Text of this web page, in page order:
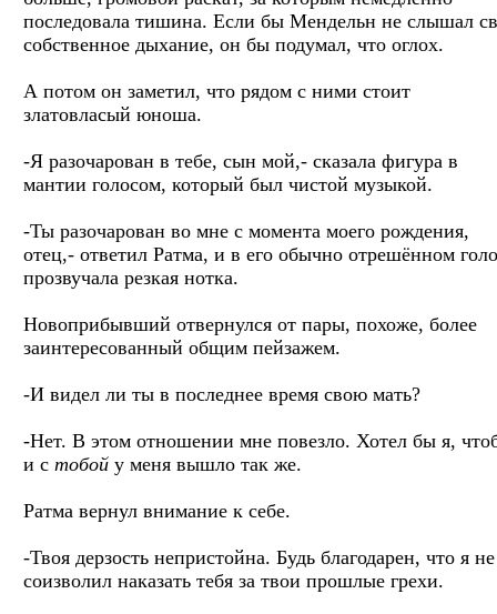
последовала тишина. Если бы Мендельн не слышал
собственное дыхание, он бы подумал, что оглох.
А потом он заметил, что рядом с ними стоит
златовласый юноша.
-Я разочарован в тебе, сын мой,- сказала фигура в
мантии голосом, который был чистой музыкой.
-Ты разочарован во мне с момента моего рождения,
отец,- ответил Ратма, и в его обычно отрешённом
прозвучала резкая нотка.
Новоприбывший отвернулся от пары, похоже, более
заинтересованный общим пейзажем.
-И видел ли ты в последнее время свою мать?
-Нет. В этом отношении мне повезло. Хотел бы я,
и с тобой у меня вышло так же.
Ратма вернул внимание к себе.
-Твоя дерзость непристойна. Будь благодарен, что я не
соизволил наказать тебя за твои прошлые грехи.